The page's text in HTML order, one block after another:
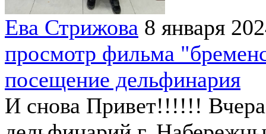
Ева Стрижова 8 января
просмотр фильма
посещение дельфинария
И снова Привет!!!!!! Вчера